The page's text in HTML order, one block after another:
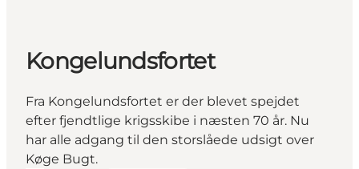
Kongelundsfortet
Fra Kongelundsfortet er der blevet spejdet
efter fjendtlige krigsskibe i næsten 70 år. Nu
har alle adgang til den storslåede udsigt over
Køge Bugt.